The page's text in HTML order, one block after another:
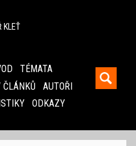
KLEŤ
TÉMATA
ČLÁNKŮ
AUTOŘI
ODKAZY